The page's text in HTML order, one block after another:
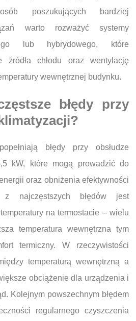
poszukujących bardziej
warto rozważyć systemy
lub hybrydowego, które
źródła chłodu oraz wentylację
wewnętrznej budynku.
błędy przy
błędy przy obsłudze
kW, które mogą prowadzić do
oraz obniżenia efektywności
z najczęstszych błędów jest
na termostacie – wielu
temperatura wewnętrzna tym
termiczny. W rzeczywistości
temperaturą wewnętrzną a
obciążenie dla urządzenia i
Kolejnym powszechnym błędem
regularnego czyszczenia